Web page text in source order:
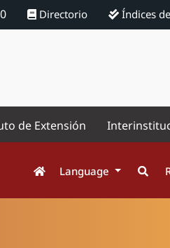
Directorio Índices
de Extensión
Language